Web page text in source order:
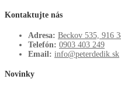
Kontaktujte nás
Adresa: Beckov 535, 916
Telefón: 0903 403 249
Email: info@peterdedik.sk
Novinky